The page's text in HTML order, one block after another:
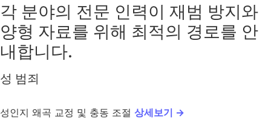
각 분야의 전문 인력이 재범 방지와
양형 자료를 위해 최적의 경로를 안
내합니다.
성 범죄
성인지 왜곡 교정 및 충동 조절 상세보기 →